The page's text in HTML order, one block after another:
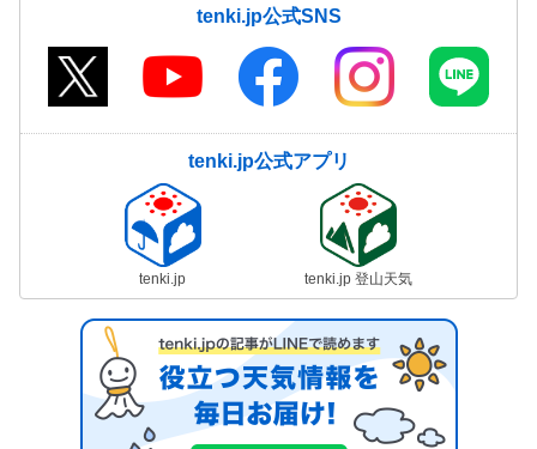
tenki.jp公式SNS
tenki.jp公式アプリ
tenki.jp tenki.jp 登山天気